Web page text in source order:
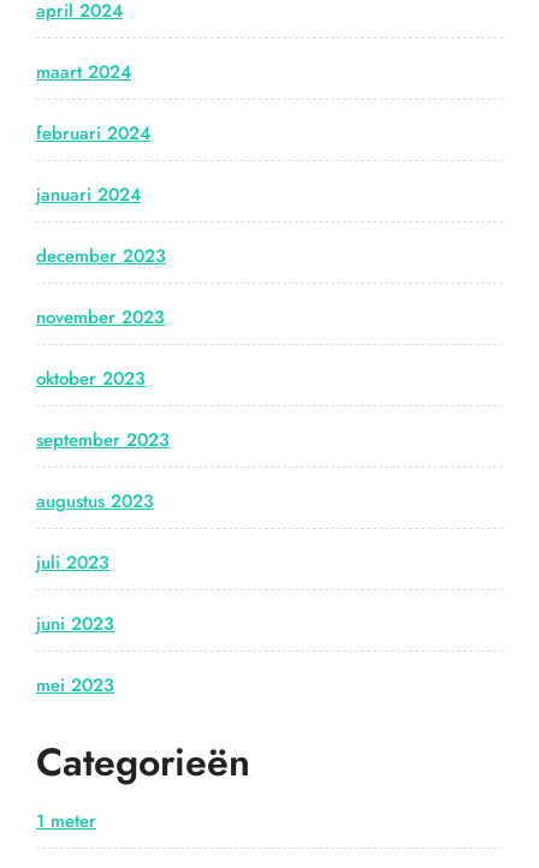
april 2024
maart 2024
februari 2024
januari 2024
december 2023
november 2023
oktober 2023
september 2023
augustus 2023
juli 2023
juni 2023
mei 2023
Categorieën
1 meter